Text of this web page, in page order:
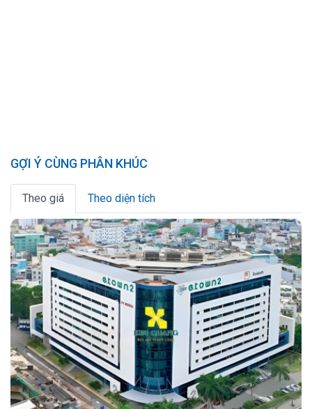
GỢI Ý CÙNG PHÂN KHÚC
Theo giá Theo diện tích